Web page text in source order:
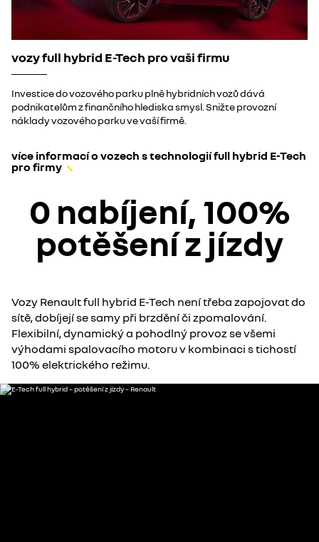
vozy full hybrid E-Tech pro vaši firmu
Investice do vozového parku plně hybridních vozů dává
podnikatelům z finančního hlediska smysl. Snižte provozní
náklady vozového parku ve vaší firmě. ​
více informací o vozech s technologií full hybrid E-Tech
pro firmy
0 nabíjení, 100%
potěšení z jízdy
Vozy Renault full hybrid E-Tech není třeba zapojovat do
sítě, dobíjejí se samy při brzdění či zpomalování.
Flexibilní, dynamický a pohodlný provoz se všemi
výhodami spalovacího motoru v kombinaci s tichostí
100% elektrického režimu.